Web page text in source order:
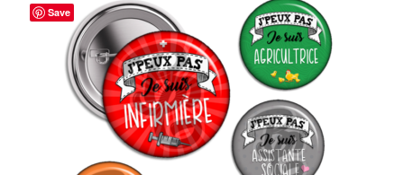
Save